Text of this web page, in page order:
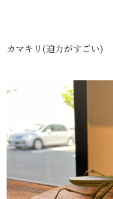
カマキリ(迫力がすごい)